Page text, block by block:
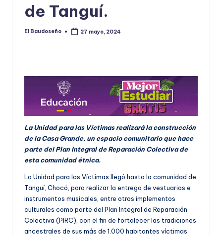
de Tanguí.
Publicado
El Baudoseño 27 mayo, 2024
La Unidad para las Víctimas realizará la construcción
de la Casa Grande, un espacio comunitario que hace
parte del Plan Integral de Reparación Colectiva de
esta comunidad étnica.
La Unidad para las Víctimas llegó hasta la comunidad de
Tanguí, Chocó, para realizar la entrega de vestuarios e
instrumentos musicales, entre otros implementos
culturales como parte del Plan Integral de Reparación
Colectiva (PIRC), con el fin de fortalecer las tradiciones
ancestrales de sus más de 1.000 habitantes víctimas